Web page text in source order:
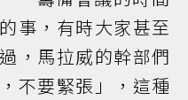
事，有時大家甚至
，馬拉威的幹部們
不要緊張」，這種